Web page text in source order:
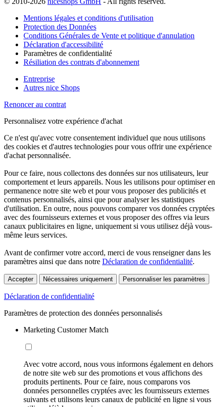
Mentions légales et conditions d'utilisation
Protection des Données
Conditions Générales de Vente et politique d'annulation
Déclaration d'accessibilité
Paramètres de confidentialité
Résiliation des contrats d'abonnement
Entreprise
Autres nice Shops
Renoncer au contrat
Personnalisez votre expérience d'achat
Ce n'est qu'avec votre consentement individuel que nous utilisons
des cookies et d'autres technologies pour vous offrir une expérience
d'achat personnalisée.
Pour ce faire, nous collectons des données sur nos utilisateurs, leur
comportement et leurs appareils. Nous les utilisons pour optimiser en
permanence notre site web et pour vous proposer des publicités et
contenus personnalisés, ainsi que pour analyser les statistiques
d'utilisation. En outre, nous pouvons comparer vos données cryptées
avec des fournisseurs externes et vous proposer des offres via leurs
canaux publicitaires en ligne, uniquement si vous utilisez déjà vous-
même leurs services.
Avant de confirmer votre accord, merci de vous renseigner dans les
paramètres ainsi que dans notre Déclaration de confidentialité.
Accepter Nécessaires uniquement Personnaliser les paramètres
Déclaration de confidentialité
Paramètres de protection des données personnalisés
Marketing Customer Match
Avec votre accord, nous vous informons également en dehors
de notre site web sur des promotions et vous affichons des
produits pertinents. Pour ce faire, nous comparons vos
données personnelles cryptées avec les fournisseurs externes
suivants et utilisons leurs canaux de publicité en ligne si vous